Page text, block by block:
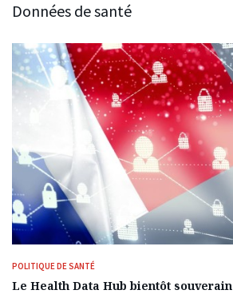
Données de santé
POLITIQUE DE SANTÉ
Le Health Data Hub bientôt souverain